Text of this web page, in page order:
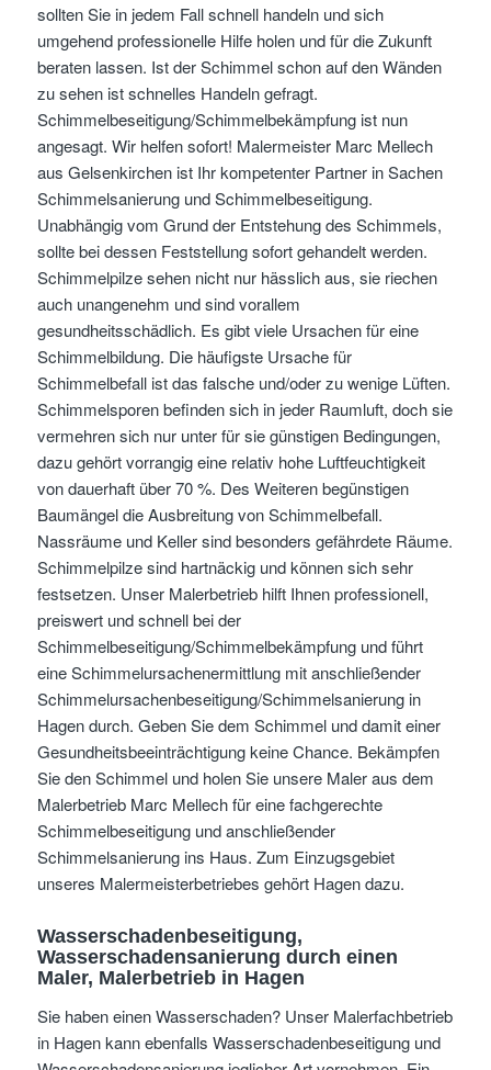
sollten Sie in jedem Fall schnell handeln und sich
umgehend professionelle Hilfe holen und für die Zukunft
beraten lassen. Ist der Schimmel schon auf den Wänden
zu sehen ist schnelles Handeln gefragt.
Schimmelbeseitigung/Schimmelbekämpfung ist nun
angesagt. Wir helfen sofort! Malermeister Marc Mellech
aus Gelsenkirchen ist Ihr kompetenter Partner in Sachen
Schimmelsanierung und Schimmelbeseitigung.
Unabhängig vom Grund der Entstehung des Schimmels,
sollte bei dessen Feststellung sofort gehandelt werden.
Schimmelpilze sehen nicht nur hässlich aus, sie riechen
auch unangenehm und sind vorallem
gesundheitsschädlich. Es gibt viele Ursachen für eine
Schimmelbildung. Die häufigste Ursache für
Schimmelbefall ist das falsche und/oder zu wenige Lüften.
Schimmelsporen befinden sich in jeder Raumluft, doch sie
vermehren sich nur unter für sie günstigen Bedingungen,
dazu gehört vorrangig eine relativ hohe Luftfeuchtigkeit
von dauerhaft über 70 %. Des Weiteren begünstigen
Baumängel die Ausbreitung von Schimmelbefall.
Nassräume und Keller sind besonders gefährdete Räume.
Schimmelpilze sind hartnäckig und können sich sehr
festsetzen. Unser Malerbetrieb hilft Ihnen professionell,
preiswert und schnell bei der
Schimmelbeseitigung/Schimmelbekämpfung und führt
eine Schimmelursachenermittlung mit anschließender
Schimmelursachenbeseitigung/Schimmelsanierung in
Hagen durch. Geben Sie dem Schimmel und damit einer
Gesundheitsbeeinträchtigung keine Chance. Bekämpfen
Sie den Schimmel und holen Sie unsere Maler aus dem
Malerbetrieb Marc Mellech für eine fachgerechte
Schimmelbeseitigung und anschließender
Schimmelsanierung ins Haus. Zum Einzugsgebiet
unseres Malermeisterbetriebes gehört Hagen dazu.
Wasserschadenbeseitigung,
Wasserschadensanierung durch einen
Maler, Malerbetrieb in Hagen
Sie haben einen Wasserschaden? Unser Malerfachbetrieb
in Hagen kann ebenfalls Wasserschadenbeseitigung und